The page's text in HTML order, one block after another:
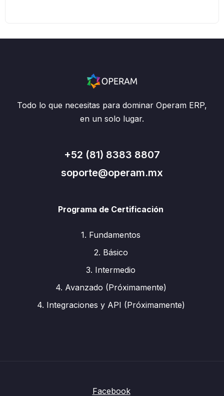
Todo lo que necesitas para dominar Operam ERP,
en un solo lugar.
+52 (81) 8383 8807
soporte@operam.mx
Programa de Certificación
1. Fundamentos
2. Básico
3. Intermedio
4. Avanzado (Próximamente)
4. Integraciones y API (Próximamente)
Facebook